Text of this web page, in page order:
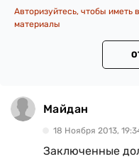
Авторизуйтесь, чтобы иметь
материалы
Майдан
18 Ноября 2013,
Заключенные